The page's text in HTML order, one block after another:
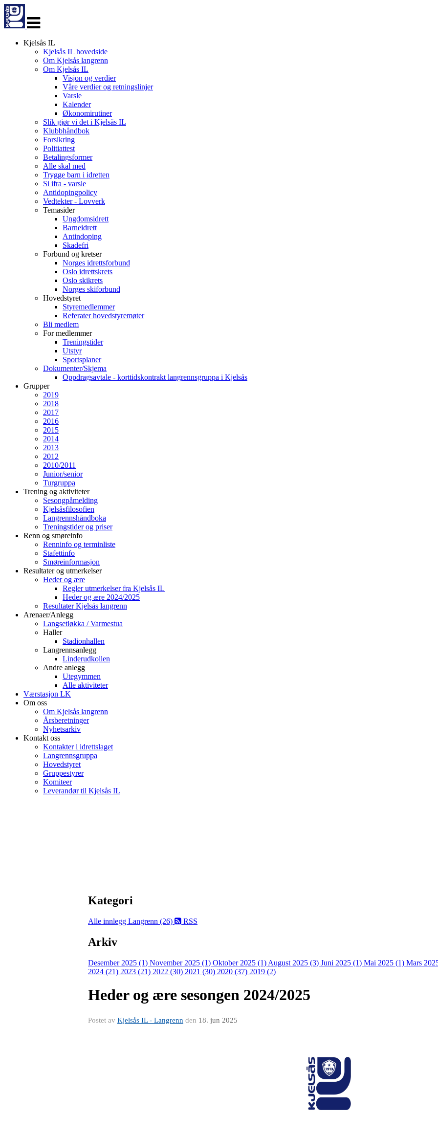
navigasjon
Kjelsås IL
Kjelsås IL hovedside
Om Kjelsås langrenn
Om Kjelsås IL
Visjon og verdier
Våre verdier og retningslinjer
Varsle
Kalender
Økonomirutiner
Slik gjør vi det i Kjelsås IL
Klubbhåndbok
Forsikring
Politiattest
Betalingsformer
Alle skal med
Trygge barn i idretten
Si ifra - varsle
Antidopingpolicy
Vedtekter - Lovverk
Temasider
Ungdomsidrett
Barneidrett
Antindoping
Skadefri
Forbund og kretser
Norges idrettsforbund
Oslo idrettskrets
Oslo skikrets
Norges skiforbund
Hovedstyret
Styremedlemmer
Referater hovedstyremøter
Bli medlem
For medlemmer
Treningstider
Utstyr
Sportsplaner
Dokumenter/Skjema
Oppdragsavtale - korttidskontrakt langrennsgruppa i Kjelsås
Grupper
2019
2018
2017
2016
2015
2014
2013
2012
2010/2011
Junior/senior
Turgruppa
Trening og aktiviteter
Sesongpåmelding
Kjelsåsfilosofien
Langrennshåndboka
Treningstider og priser
Renn og smøreinfo
Renninfo og terminliste
Stafettinfo
Smøreinformasjon
Resultater og utmerkelser
Heder og ære
Regler utmerkelser fra Kjelsås IL
Heder og ære 2024/2025
Resultater Kjelsås langrenn
Arenaer/Anlegg
Langsetløkka / Varmestua
Haller
Stadionhallen
Langrennsanlegg
Linderudkollen
Andre anlegg
Utegymmen
Alle aktiviteter
Værstasjon LK
Om oss
Om Kjelsås langrenn
Årsberetninger
Nyhetsarkiv
Kontakt oss
Kontakter i idrettslaget
Langrennsgruppa
Hovedstyret
Gruppestyrer
Komiteer
Leverandør til Kjelsås IL
Kategori
Alle innlegg Langrenn (26) RSS
Arkiv
Desember 2025 (1) November 2025 (1) Oktober 2025 (1) August 2025 (3) Juni 2025 (1) Mai 2025 (1) Mars
2024 (21) 2023 (21) 2022 (30) 2021 (30) 2020 (37) 2019 (2)
Heder og ære sesongen 2024/2025
Postet av Kjelsås IL - Langrenn den 18. jun 2025